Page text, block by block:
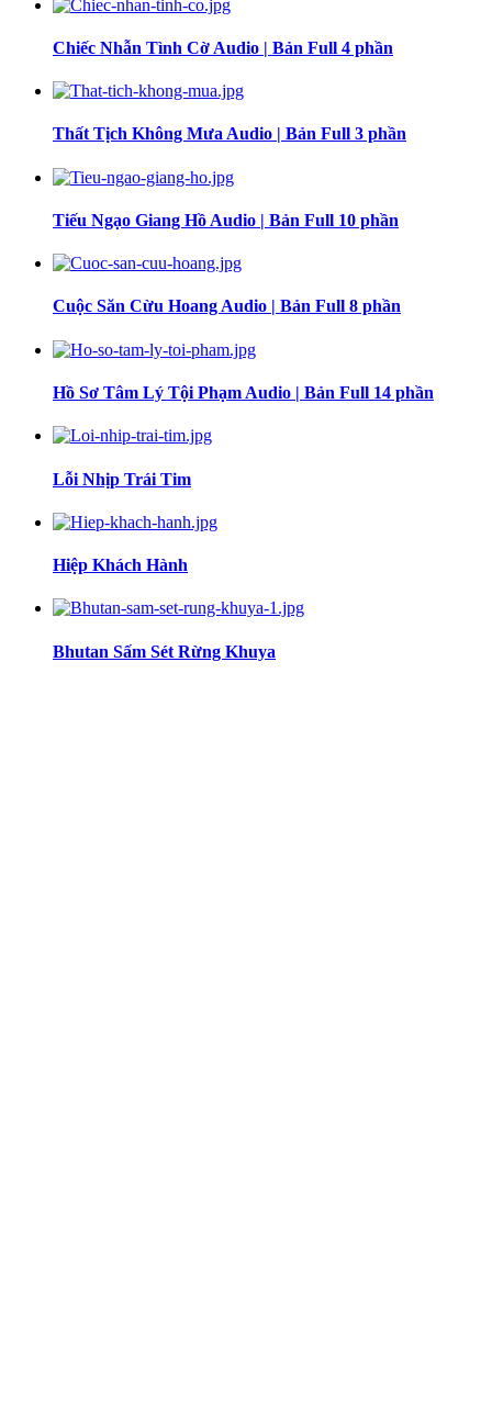
Chiếc Nhẫn Tình Cờ Audio | Bản Full 4 phần
Thất Tịch Không Mưa Audio | Bản Full 3 phần
Tiếu Ngạo Giang Hồ Audio | Bản Full 10 phần
Cuộc Săn Cừu Hoang Audio | Bản Full 8 phần
Hồ Sơ Tâm Lý Tội Phạm Audio | Bản Full 14 phần
Lỗi Nhịp Trái Tim
Hiệp Khách Hành
Bhutan Sấm Sét Rừng Khuya